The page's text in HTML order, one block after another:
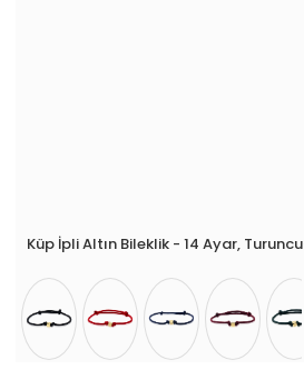
Küp İpli Altın Bileklik - 14 Ayar,